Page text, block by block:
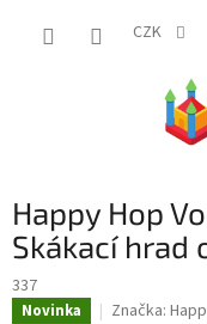
CZK
Happy Hop
Skákací hrad
337
Novinka Značka: